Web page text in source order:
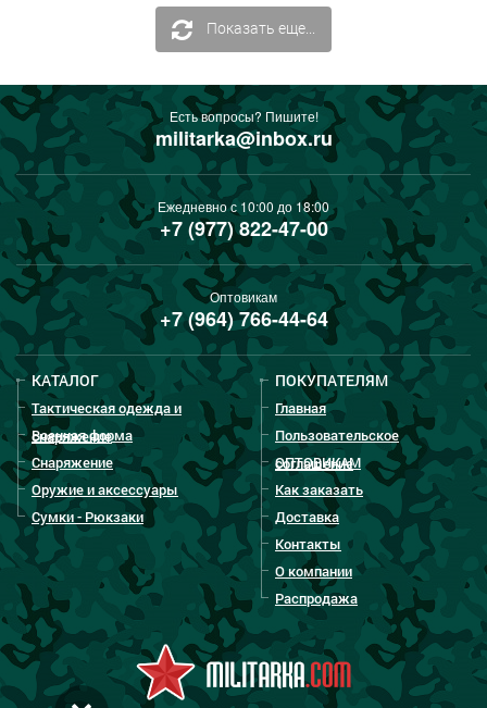
Показать еще...
Есть вопросы? Пишите!
militarka@inbox.ru
Ежедневно с 10:00 до 18:00
+7 (977) 822-47-00
Оптовикам
+7 (964) 766-44-64
КАТАЛОГ
Тактическая одежда и
снаряжение
Военная форма
Снаряжение
Оружие и аксессуары
Сумки - Рюкзаки
ПОКУПАТЕЛЯМ
Главная
Пользовательское
соглашение
ОПТОВИКАМ
Как заказать
Доставка
Контакты
О компании
Распродажа